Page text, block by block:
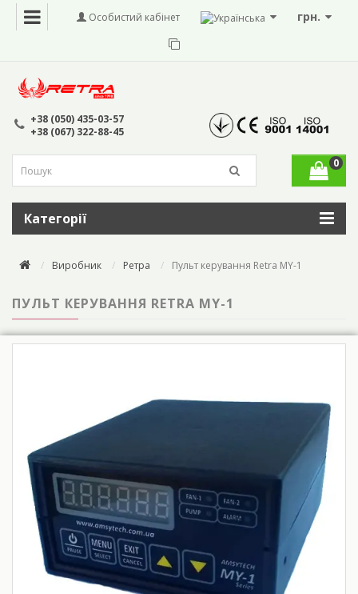
грн.
Особистий кабінет
+38 (050) 435-03-57
+38 (067) 322-88-45
0
Категорії
Виробник Ретра Пульт керування Retra MY-1
ПУЛЬТ КЕРУВАННЯ RETRA MY-1